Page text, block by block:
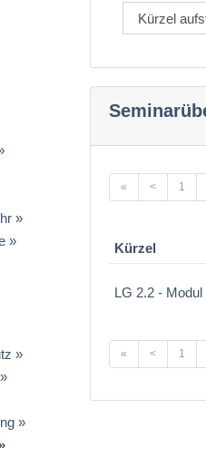
« < 1
Kürzel
LG 2.2 - Modul
« < 1